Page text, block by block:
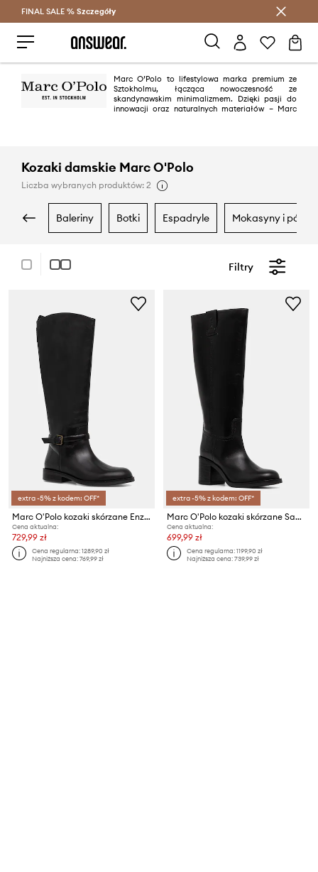
Oszczędzaj z Answear Club >
FINAL SALE % Szczegóły
Marc O’Polo to lifestylowa marka premium ze
Sztokholmu, łącząca nowoczesność ze
skandynawskim minimalizmem. Dzięki pasji do
innowacji oraz naturalnych materiałów – Marc
Kozaki damskie Marc O'Polo
Liczba wybranych produktów: 2
baleriny botki espadryle mokasyny i
Filtry
extra -5% z kodem: OFF*
Marc O'Polo kozaki skórzane Enza
Cena aktualna:
729,99 zł
Cena regularna:1289,90 zł
Najniższa cena:769,99 zł
extra -5% z kodem: OFF*
Marc O'Polo kozaki skórzane Sabrina
Cena aktualna:
699,99 zł
Cena regularna:1199,90 zł
Najniższa cena:739,99 zł